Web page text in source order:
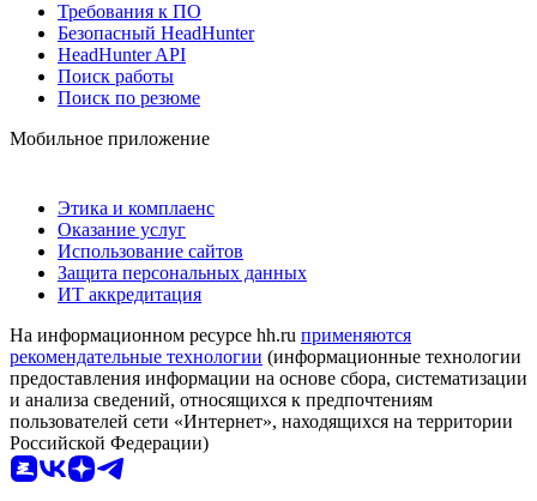
Требования к ПО
Безопасный HeadHunter
HeadHunter API
Поиск работы
Поиск по резюме
Мобильное приложение
Этика и комплаенс
Оказание услуг
Использование сайтов
Защита персональных данных
ИТ аккредитация
На информационном ресурсе hh.ru применяются
рекомендательные технологии (информационные технологии
предоставления информации на основе сбора, систематизации
и анализа сведений, относящихся к предпочтениям
пользователей сети «Интернет», находящихся на территории
Российской Федерации)